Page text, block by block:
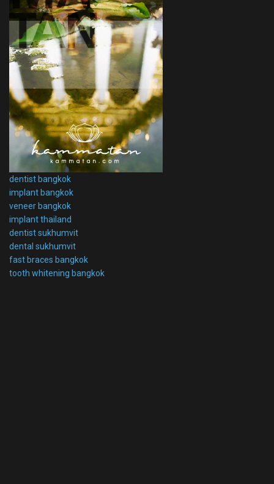
dentist bangkok
implant bangkok
veneer bangkok
implant thailand
dentist sukhumvit
dental sukhumvit
fast braces bangkok
tooth whitening bangkok